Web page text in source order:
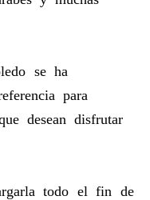
se ha
para
desean disfrutar
todo el fin de